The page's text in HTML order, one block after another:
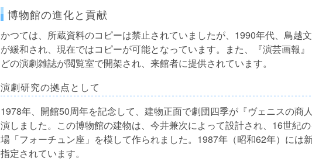
博物館の進化と貢献
かつては、所蔵資料のコピーは禁止されていましたが、1990年代、鳥越
が緩和され、現在ではコピーが可能となっています。また、『演芸画報
どの演劇雑誌が閲覧室で開架され、来館者に提供されています。
演劇研究の拠点として
1978年、開館50周年を記念して、建物正面で劇団四季が『ヴェニスの商
演しました。この博物館の建物は、今井兼次によって設計され、16世紀
場「フォーチュン座」を模して作られました。1987年（昭和62年）には
指定されています。